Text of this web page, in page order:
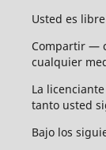
Usted es
Compartir —
cualquier
La
tanto usted
Bajo los